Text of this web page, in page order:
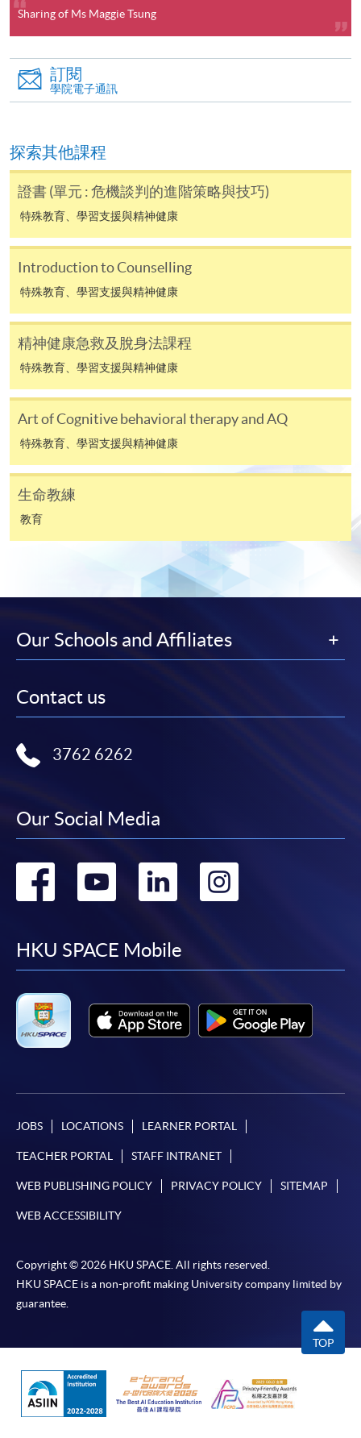
表可向報名中心或有關課程負責人索取。填妥申請
表格後，請連同報名費/學費以及所需證明文件親
往報名中心或以郵遞方式遞交。
報讀同一學歷頒授課程內其他單元
課程負責人會為學員送上「註冊及學費通知」
(「通知」)，請填妥有關「通知」，並親往報名中
有關繳費詳情，請參閱付款方法
何疑問，請詳閱個別課程資料，或聯絡有關課程負責
人或報名中心。
課程/科目報名注意事項:
選用網上報名服務必須在已接駁互聯網及支援
JavaScript程式瀏覽器的電腦上進行。建議選用
Google Chrome瀏覽器。
必須重新開始整個申請程序。
網上報名只支援「提早報讀優惠」。如需享用其他
報讀優惠，請親臨學院的報名中心報名。
統處理上為兩個不同的程序，成功付款並不保證成
功被獲取錄。任何不成功的申請，課程組職員將儘
申請人應注意，不論親身或網上報讀，相同的課
在網上報名過程中，付款成功後，網頁將顯示付款
除特殊情況(例如課程因報名人數不足而被取消)及
法例規定外，一切已繳費用，概不退還。
如須甄選入學，則正式收據並不可作為 閣下已獲
取錄的證明。學院將在截止報名日期後儘快通知申
請者是否獲取錄。落選的申請人將獲退還已繳交的
免責聲明
本學院為學院開設的其中一些課程提供在線服務的平台。雖然
準確、資訊適合任何目的、資訊不含電腦病毒等。
本學院（包括其僱員及附屬機構）對你在網上付款而由下列原
因所導致的任何損失，一概不負責；上述原因包括：（1）由
來的任何信息或資訊中出現的疏忽、錯誤、誤差或遺漏；
（3）付款的網關在完成網上付款時出現的故障、失靈、或失
誤；（4）任何由付款的網關引起或與付款的網關相關的原
因，包括未獲授權進入、資料傳送的改動、任何非法行為等。
以上中文本純作參考之用，如內容與英文版本有任何歧義，一
切以英文版本為準。
Sharing of Ms Maggie Tsung
訂閱
學院電子通訊
探索其他課程
證書 (單元 : 危機談判的進階策略與技巧)
特殊教育、學習支援與精神健康
Introduction to Counselling
特殊教育、學習支援與精神健康
精神健康急救及脫身法課程
特殊教育、學習支援與精神健康
Art of Cognitive behavioral therapy and AQ
特殊教育、學習支援與精神健康
生命教練
教育
Our Schools and Affiliates
Contact us
3762 6262
Our Social Media
Go
facebook
Go
youtube
Go
linkedin
HKU SPACE Mobile
JOBS LOCATIONS LEARNER PORTAL
TEACHER PORTAL STAFF INTRANET
WEB PUBLISHING POLICY PRIVACY POLICY SITEMAP
WEB ACCESSIBILITY
Copyright © 2026 HKU SPACE. All rights reserved.
HKU SPACE is a non-profit making University company limited by
guarantee.
TOP